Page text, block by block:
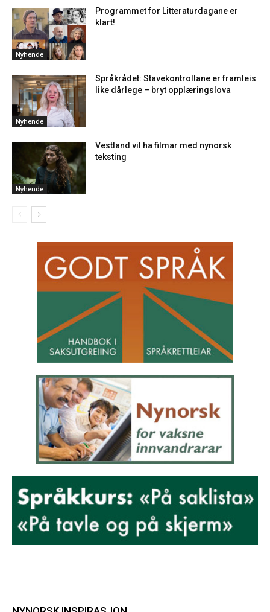
Nyhende
Programmet for Litteraturdagane er
klart!
Nyhende
Språkrådet: Stavekontrollane er framleis
like dårlege – bryt opplæringslova
Nyhende
Vestland vil ha filmar med nynorsk
teksting